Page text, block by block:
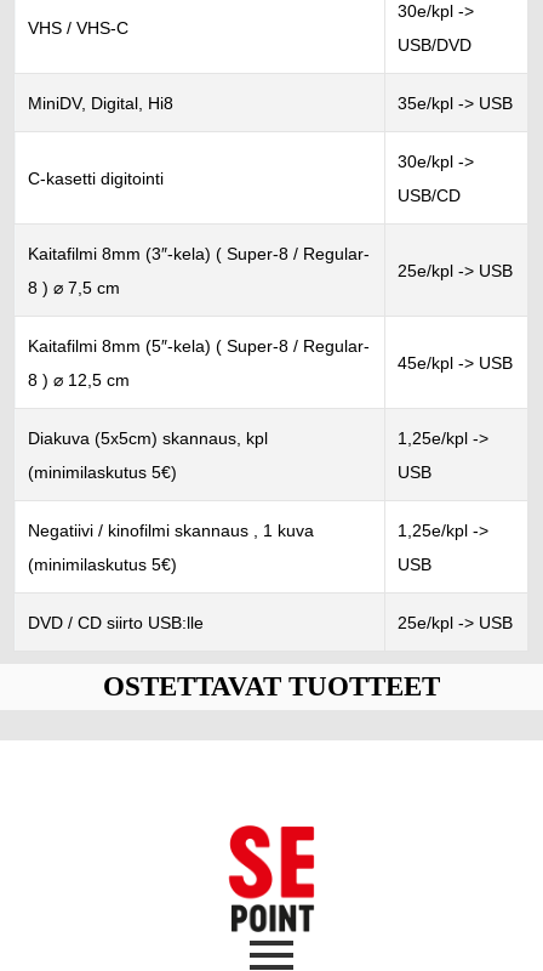
OSTETTAVAT TUOTTEET
VHS / VHS-C
30e/kpl ->
USB/DVD
MiniDV, Digital, Hi8 35e/kpl -> USB
C-kasetti digitointi
30e/kpl ->
USB/CD
Kaitafilmi 8mm (3″-kela) ( Super-8 / Regular-
8 ) ⌀ 7,5 cm
25e/kpl -> USB
Kaitafilmi 8mm (5″-kela) ( Super-8 / Regular-
8 ) ⌀ 12,5 cm
45e/kpl -> USB
Diakuva (5x5cm) skannaus, kpl
(minimilaskutus 5€)
1,25e/kpl ->
USB
Negatiivi / kinofilmi skannaus , 1 kuva
(minimilaskutus 5€)
1,25e/kpl ->
USB
DVD / CD siirto USB:lle 25e/kpl -> USB